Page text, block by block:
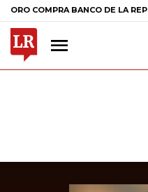
BANCO DE LA REPÚBLICA